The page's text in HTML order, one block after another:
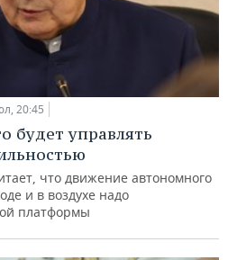
20:45
будет управлять
что движение автономного
и в воздухе надо
платформы